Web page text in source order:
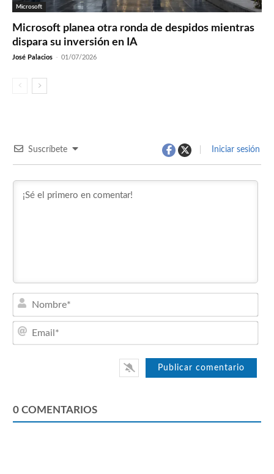
Microsoft
Microsoft planea otra ronda de despidos mientras
dispara su inversión en IA
José Palacios - 01/07/2026
Suscríbete Iniciar sesión
0 COMENTARIOS